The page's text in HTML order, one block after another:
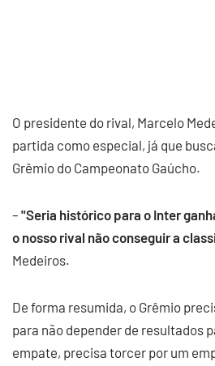
O presidente do rival, Marcelo
partida como especial, já que
Grêmio do Campeonato Gaúcho.
– "Seria histórico para o Inter
o nosso rival não conseguir a
Medeiros.
De forma resumida, o Grêmio
para não depender de resultados
empate, precisa torcer por um